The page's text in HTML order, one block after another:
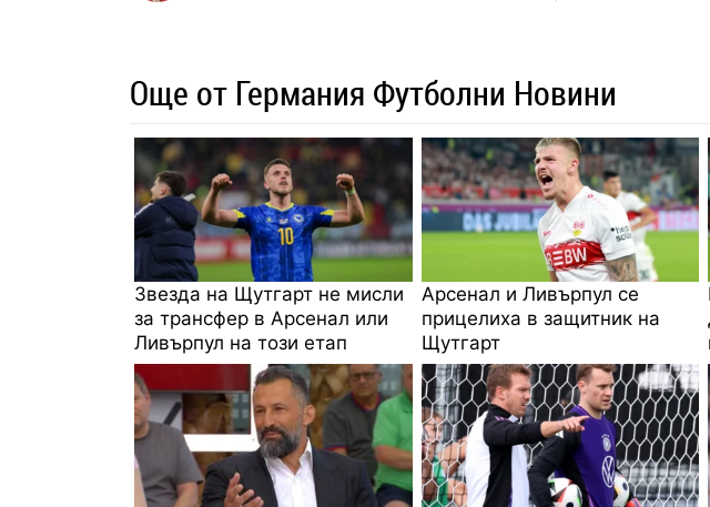
Още от Германия Футболни Новини
Звезда на Щутгарт не мисли
за трансфер в Арсенал или
Ливърпул на този етап
Арсенал и Ливърпул се
прицелиха в защитник на
Щутгарт